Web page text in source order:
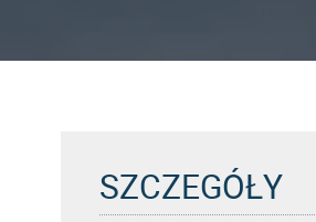
SZCZEGÓŁY